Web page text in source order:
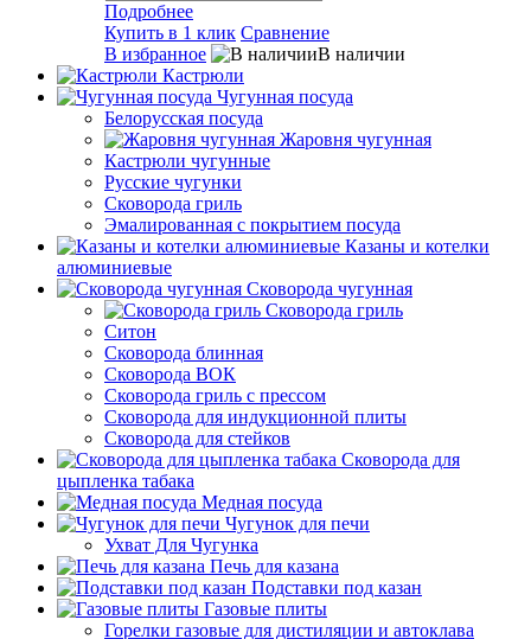
Подробнее
Купить в 1 клик Сравнение
В избранное
В наличии
Кастрюли
Чугунная посуда
Белорусская посуда
Жаровня чугунная
Кастрюли чугунные
Русские чугунки
Сковорода гриль
Эмалированная с покрытием посуда
Казаны и котелки
алюминиевые
Сковорода чугунная
Сковорода гриль
Ситон
Сковорода блинная
Сковорода ВОК
Сковорода гриль с прессом
Сковорода для индукционной плиты
Сковорода для стейков
Сковорода для
цыпленка табака
Медная посуда
Чугунок для печи
Ухват Для Чугунка
Печь для казана
Подставки под казан
Газовые плиты
Горелки газовые для дистиляции и автоклава